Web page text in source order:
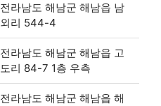
전라남도 해남군 해남읍 남
외리 544-4
전라남도 해남군 해남읍 고
도리 84-7 1층 우측
전라남도 해남군 해남읍 해